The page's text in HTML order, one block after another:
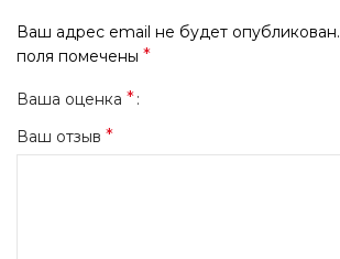
Ваш адрес email не будет опубликован.
поля помечены *
Ваша оценка *
Ваш отзыв *